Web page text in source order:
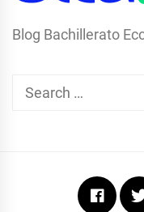
Blog Bachillerato
Search
Facebook